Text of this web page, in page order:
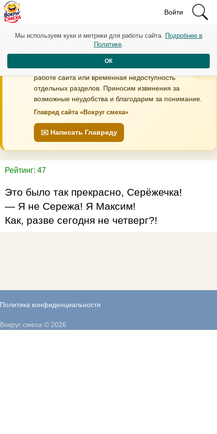
Войти
Сегодня проводятся технические работы
В течение дня возможны кратковременные перебои в
работе сайта или временная недоступность
отдельных разделов. Приносим извинения за
возможные неудобства и благодарим за понимание.
Главред сайта «Вокруг смеха»
✉️ Написать Главреду
Рейтинг: 47
Это было так прекрасно, Серёжечка!
— Я не Сережа! Я Максим!
Как, разве сегодня не четверг?!
Политика конфиденциальности
Мы используем куки и метрики для работы сайта. Подробнее в
Политике.
ОК
Вокруг смеха © 2026